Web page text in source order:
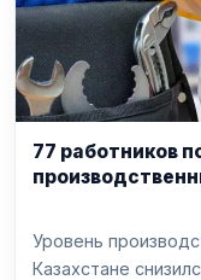
77 работников
Уровень
Казахстане